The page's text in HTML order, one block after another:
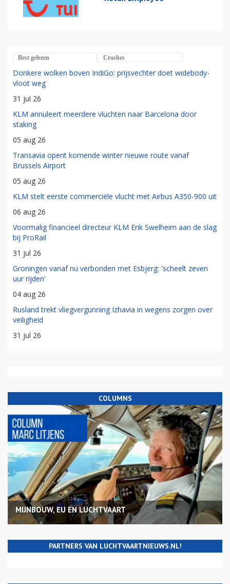
Best gelezen Crashes
Donkere wolken boven IndiGo: prijsvechter doet widebody-
vloot weg
31 jul 26
KLM annuleert meerdere vluchten naar Barcelona door
staking
05 aug 26
Transavia opent komende winter nieuwe route vanaf
Brussels Airport
05 aug 26
KLM stelt eerste commerciële vlucht met Airbus A350-900 uit
06 aug 26
Voormalig financieel directeur KLM Erik Swelheim aan de slag
bij ProRail
31 jul 26
Groningen vanaf nu verbonden met Esbjerg: 'scheelt zeven
uur rijden'
04 aug 26
Rusland trekt vliegvergunning Izhavia in wegens zorgen over
veiligheid
31 jul 26
COLUMNS
MIJNBOUW, EU EN LUCHTVAART
PARTNERS VAN LUCHTVAARTNIEUWS.NL!